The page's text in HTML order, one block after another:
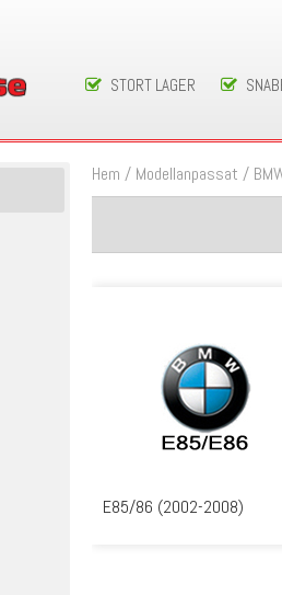
STORT LAGER
Hem / Modellanpassat /
E85/86 (2002-2008)